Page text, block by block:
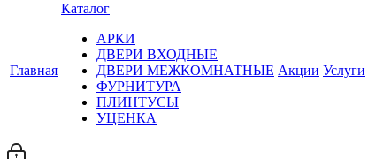
Главная
Каталог
АРКИ
ДВЕРИ ВХОДНЫЕ
ДВЕРИ МЕЖКОМНАТНЫЕ
ФУРНИТУРА
ПЛИНТУСЫ
УЦЕНКА
Акции Услуги